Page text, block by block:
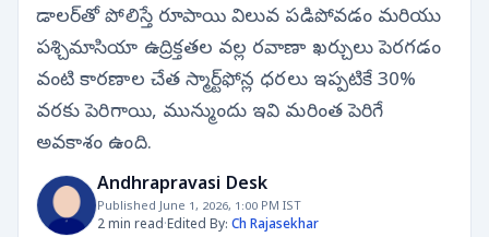
డాలర్‌తో పోలిస్తే రూపాయి విలువ పడిపోవడం మరియు
పశ్చిమాసియా ఉద్రిక్తతల వల్ల రవాణా ఖర్చులు పెరగడం
వంటి కారణాల చేత స్మార్ట్‌ఫోన్ల ధరలు ఇప్పటికే 30%
వరకు పెరిగాయి, మున్ముందు ఇవి మరింత పెరిగే
అవకాశం ఉంది.
Andhrapravasi Desk
Published June 1, 2026, 1:00 PM IST
2 min read·Edited By: Ch Rajasekhar